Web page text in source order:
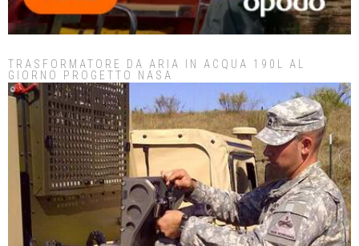
TRASFORMATORE DA ARIA IN ACQUA 190L AL
GIORNO PROGETTO NASA